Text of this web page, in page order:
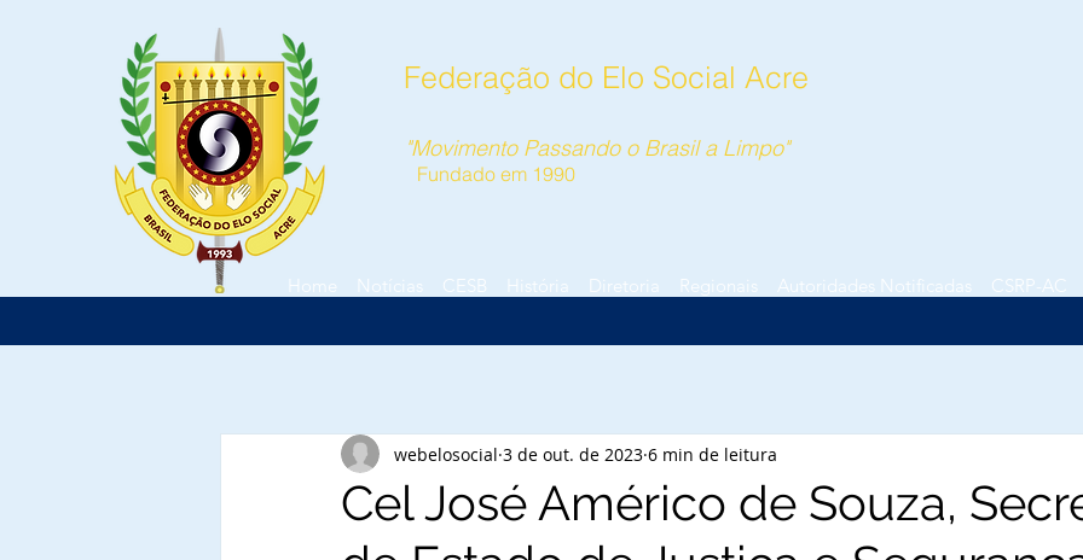
"Movimento Passando o Brasil a Limpo"
Fundado em 1990
Home Notícias CESB História Diretoria Regionais Autoridades Notificadas CSRP-AC
Federação do Elo Social Acre
Cel José Américo de Souza,
webelosocial 3 de out. de 2023 6 min de leitura